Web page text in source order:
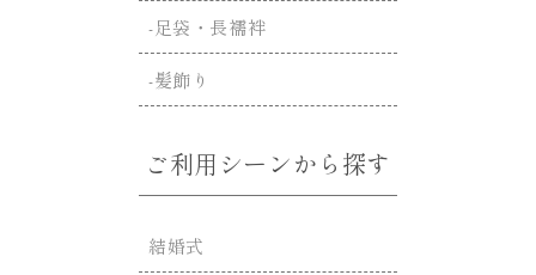
-足袋・長襦袢
-髪飾り
ご利用シーンから探す
結婚式